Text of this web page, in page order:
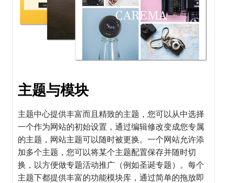
主题与模块
主题中心提供丰富而且精致的主题，您可以从中选择
一个作为网站的初始设置，通过编辑修改变成您专属
的主题，网站主题可以随时被更换。一个网站允许添
加多个主题，您可以将某个主题配置保存并随时切
换，以方便做专题活动推广（例如圣诞专题）。每个
主题下都提供丰富的功能模块库，通过简单的拖放即